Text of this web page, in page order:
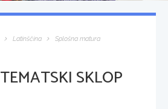
Latinščina
Splošna matura
TEMATSKI SKLOP